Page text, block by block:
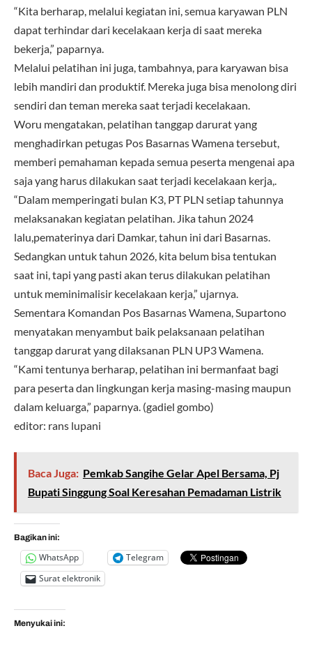
“Kita berharap, melalui kegiatan ini, semua karyawan PLN
dapat terhindar dari kecelakaan kerja di saat mereka
bekerja,” paparnya.
Melalui pelatihan ini juga, tambahnya, para karyawan bisa
lebih mandiri dan produktif. Mereka juga bisa menolong diri
sendiri dan teman mereka saat terjadi kecelakaan.
Woru mengatakan, pelatihan tanggap darurat yang
menghadirkan petugas Pos Basarnas Wamena tersebut,
memberi pemahaman kepada semua peserta mengenai apa
saja yang harus dilakukan saat terjadi kecelakaan kerja,.
“Dalam memperingati bulan K3, PT PLN setiap tahunnya
melaksanakan kegiatan pelatihan. Jika tahun 2024
lalu,pematerinya dari Damkar, tahun ini dari Basarnas.
Sedangkan untuk tahun 2026, kita belum bisa tentukan
saat ini, tapi yang pasti akan terus dilakukan pelatihan
untuk meminimalisir kecelakaan kerja,” ujarnya.
Sementara Komandan Pos Basarnas Wamena, Supartono
menyatakan menyambut baik pelaksanaan pelatihan
tanggap darurat yang dilaksanan PLN UP3 Wamena.
“Kami tentunya berharap, pelatihan ini bermanfaat bagi
para peserta dan lingkungan kerja masing-masing maupun
dalam keluarga,” paparnya. (gadiel gombo)
editor: rans lupani
Baca Juga: Pemkab Sangihe Gelar Apel Bersama, Pj
Bupati Singgung Soal Keresahan Pemadaman Listrik
Bagikan ini:
WhatsApp
Telegram
Surat elektronik
Menyukai ini: